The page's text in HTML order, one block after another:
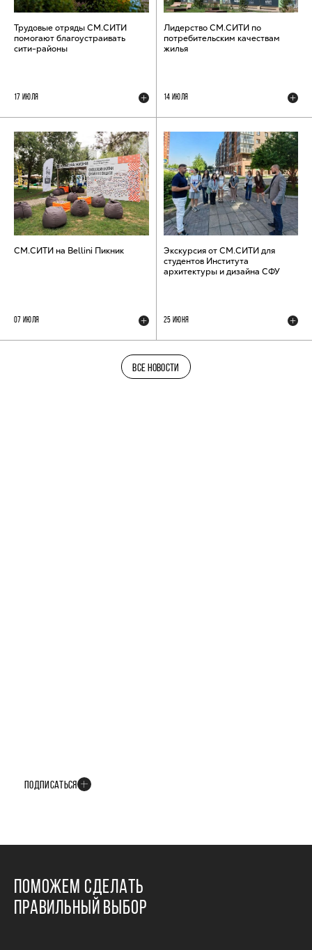
Трудовые отряды СМ.СИТИ
помогают благоустраивать
сити-районы
17 ИЮЛЯ
Лидерство СМ.СИТИ по
потребительским качествам
жилья
14 ИЮЛЯ
СМ.СИТИ на Bellini Пикник
07 ИЮЛЯ
Экскурсия от СМ.СИТИ для
студентов Института
архитектуры и дизайна СФУ
25 ИЮНЯ
ВСЕ НОВОСТИ
ПОДПИСАТЬСЯ
ПОМОЖЕМ СДЕЛАТЬ
ПРАВИЛЬНЫЙ ВЫБОР